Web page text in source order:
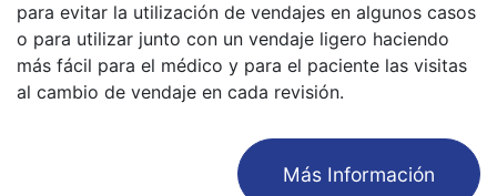
para evitar la utilización de vendajes en algunos casos
o para utilizar junto con un vendaje ligero haciendo
más fácil para el médico y para el paciente las visitas
al cambio de vendaje en cada revisión.
​Más Información